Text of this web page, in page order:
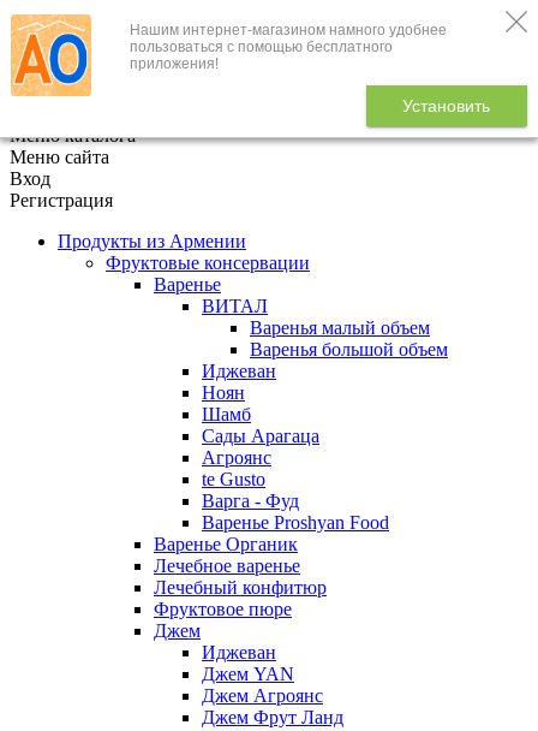
Нашим интернет-магазином намного удобнее
пользоваться с помощью бесплатного
приложения!
Установить
+7 (495) 646-888-1
В корзине
Меню каталога
Меню сайта
Вход
Регистрация
Продукты из Армении
Фруктовые консервации
Варенье
ВИТАЛ
Варенья малый объем
Варенья большой объем
Иджеван
Ноян
Шамб
Сады Арагаца
Агроянс
te Gusto
Варга - Фуд
Варенье Proshyan Food
Варенье Органик
Лечебное варенье
Лечебный конфитюр
Фруктовое пюре
Джем
Иджеван
Джем YAN
Джем Агроянс
Джем Фрут Ланд